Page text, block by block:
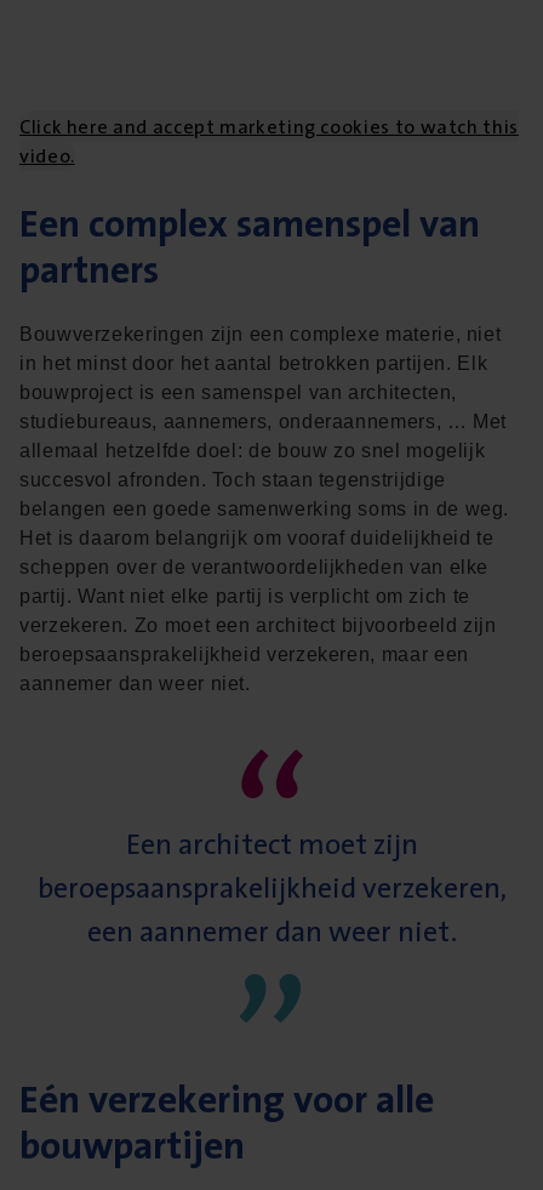
Click here and accept marketing cookies to watch this
video.
Een complex samenspel van
partners
Bouwverzekeringen zijn een complexe materie, niet
in het minst door het aantal betrokken partijen. Elk
bouwproject is een samenspel van architecten,
studiebureaus, aannemers, onderaannemers, … Met
allemaal hetzelfde doel: de bouw zo snel mogelijk
succesvol afronden. Toch staan tegenstrijdige
belangen een goede samenwerking soms in de weg.
Het is daarom belangrijk om vooraf duidelijkheid te
scheppen over de verantwoordelijkheden van elke
partij. Want niet elke partij is verplicht om zich te
verzekeren. Zo moet een architect bijvoorbeeld zijn
beroepsaansprakelijkheid verzekeren, maar een
aannemer dan weer niet.“
Een architect moet zijn
beroepsaansprakelijkheid verzekeren,
een aannemer dan weer niet.
”
Eén verzekering voor alle
bouwpartijen